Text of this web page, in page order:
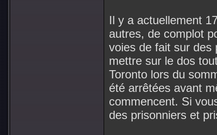
Il y a actuellement
autres, de complot
voies de fait sur des
mettre sur le dos
Toronto lors du
été arrêtées avant
commencent. Si
des prisonniers et